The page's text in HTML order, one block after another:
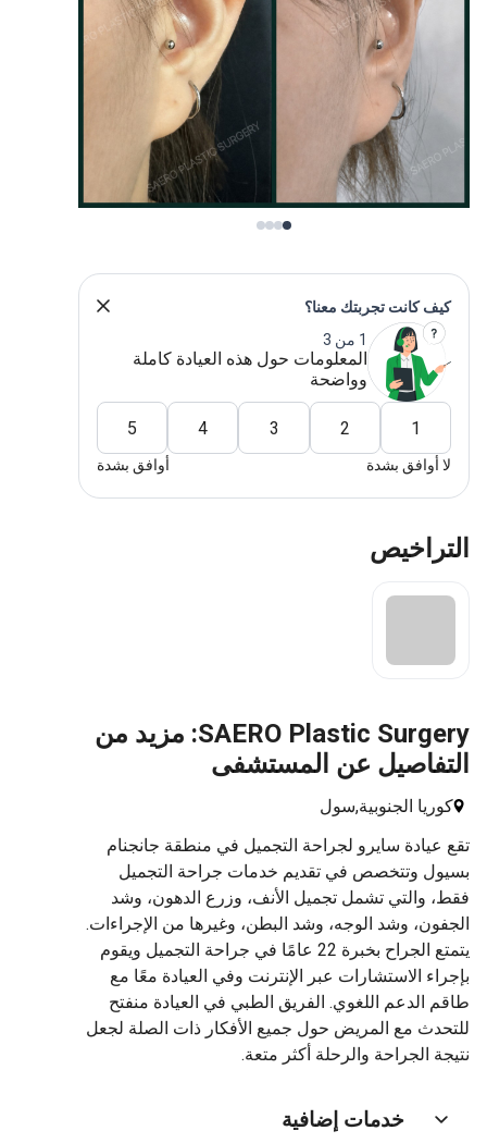
كانت تجربتك معنا؟
1 من 3
المعلومات حول هذه العيادة كاملة
وواضحة
أوافق بشدة أوافق بشدة
SAERO Plastic Surgery: مزيد من
عن المستشفى
الجنوبية,سول
سايرو لجراحة التجميل في منطقة جانجنام
وتتخصص في تقديم خدمات جراحة التجميل
والتي تشمل تجميل الأنف، وزرع الدهون، وشد
وشد الوجه، وشد البطن، وغيرها من الإجراءات.
يتمتع الجراح بخبرة 22 عامًا في جراحة التجميل ويقوم
الاستشارات عبر الإنترنت وفي العيادة معًا مع
الدعم اللغوي. الفريق الطبي في العيادة منفتح
مع المريض حول جميع الأفكار ذات الصلة لجعل
الجراحة والرحلة أكثر متعة.
خدمات إضافية